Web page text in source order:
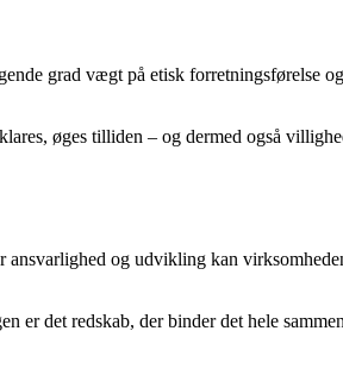
grad vægt på etisk forretningsførelse
øges tilliden – og dermed også
og udvikling kan
er det redskab, der binder det hele